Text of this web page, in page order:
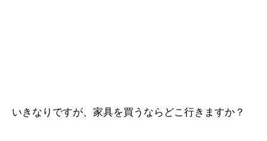
いきなりですが、家具を買うならどこ行きますか？